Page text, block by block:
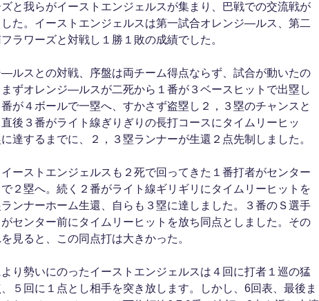
と我らがイーストエンジェルスが集まり、巴戦での交流戦が
た。イーストエンジェルスは第一試合オレンジ―ルス、第二
ラワーズと対戦し１勝１敗の成績でした。
ルスとの対戦、序盤は両チーム得点ならず、試合が動いたの
ずオレンジ―ルスが二死から１番が３ベースヒットで出塁し
が４ボールで一塁へ、すかさず盗塁し２，３塁のチャンスと
直後３番がライト線ぎりぎりの長打コースにタイムリーヒッ
に達するまでに、２，３塁ランナーが生還２点先制しました。
ーストエンジェルスも２死で回ってきた１番打者がセンター
２塁へ。続く２番がライト線ギリギリにタイムリーヒットを
ンナーホーム生還、自らも３塁に達しました。３番のＳ選手
がセンター前にタイムリーヒットを放ち同点としました。その
見ると、この同点打は大きかった。
り勢いにのったイーストエンジェルスは４回に打者１巡の猛
５回に１点とし相手を突き放します。しかし、6回表、最後ま